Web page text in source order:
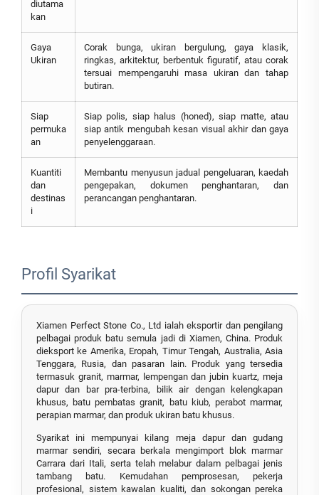
diutama
kan
Gaya
Ukiran
Corak bunga, ukiran bergulung, gaya klasik,
ringkas, arkitektur, berbentuk figuratif, atau corak
tersuai mempengaruhi masa ukiran dan tahap
butiran.
Siap
permuka
an
Siap polis, siap halus (honed), siap matte, atau
siap antik mengubah kesan visual akhir dan gaya
penyelenggaraan.
Kuantiti
dan
destinas
i
Membantu menyusun jadual pengeluaran, kaedah
pengepakan, dokumen penghantaran, dan
perancangan penghantaran.
Profil Syarikat
Xiamen Perfect Stone Co., Ltd ialah eksportir dan pengilang
pelbagai produk batu semula jadi di Xiamen, China. Produk
dieksport ke Amerika, Eropah, Timur Tengah, Australia, Asia
Tenggara, Rusia, dan pasaran lain. Produk yang tersedia
termasuk granit, marmar, lempengan dan jubin kuartz, meja
dapur dan bar pra-terbina, bilik air dengan kelengkapan
khusus, batu pembatas granit, batu kiub, perabot marmar,
perapian marmar, dan produk ukiran batu khusus.
Syarikat ini mempunyai kilang meja dapur dan gudang
marmar sendiri, secara berkala mengimport blok marmar
Carrara dari Itali, serta telah melabur dalam pelbagai jenis
tambang batu. Kemudahan pemprosesan, pekerja
profesional, sistem kawalan kualiti, dan sokongan pereka